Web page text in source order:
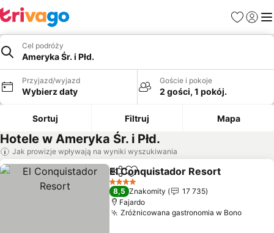
Ulubione
Cel podróży
Ameryka Śr. i Płd.
Przyjazd/wyjazd
Wybierz daty
Goście i pokoje
2 gości, 1 pokój.
Sortuj Filtruj Mapa
Hotele w Ameryka Śr. i Płd.
Jak prowizje wpływają na wyniki wyszukiwania
Udostępnij
Dodaj do ulubionych
El Conquistador Resort
4 Kategoria
8,5 Znakomity
17 735
Fajardo
Zróżnicowana gastronomia w Bono